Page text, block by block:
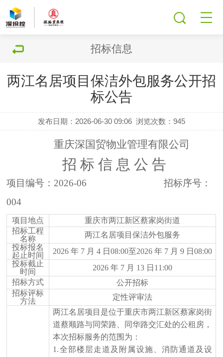
招标信息
两江名居项目保洁外包服务公开招
标公告
发布日期：2026-06-30 09:06 浏览次数：945
重庆深国贸物业管理有限公司
招 标 信 息 公 告
项目编号： 2026-06
招标序号：
004
项目地点
重庆市两江新区蔡家岗街道
招标工程
名称
两江名居项目保洁外包服务
投标报名
起止时间
2026 年 7 月 4 日08:00至2026 年 7 月 9 日08:00
投标截止
时间
2026 年 7 月 13 日11:00
招标方式
公开招标
招标评标
方法
定性评审法
两江名居项目是位于重庆市两江新区蔡家岗街
道蔡顺路与同荣路、同华路交汇处的公租房，
本次招标服务的范围为：
1.全部楼层走道及附属设施、消防通道及设